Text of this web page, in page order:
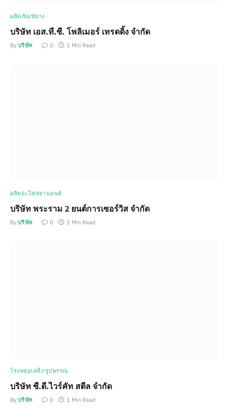
ผลิตภัณฑ์ยาง
บริษัท เอส.ที.ซี. โพลิเมอร์ เทรดดิ้ง จำกัด
By บริษัท 0 1 Min Read
ผลิตอะไหล่ยานยนต์
บริษัท พระราม 2 ยนต์การเซอร์วิส จำกัด
By บริษัท 0 1 Min Read
โรงหล่อเหล็กรูปพรรณ
บริษัท ซี.ดี.ไวร์คัท สตีล จำกัด
By บริษัท 0 1 Min Read